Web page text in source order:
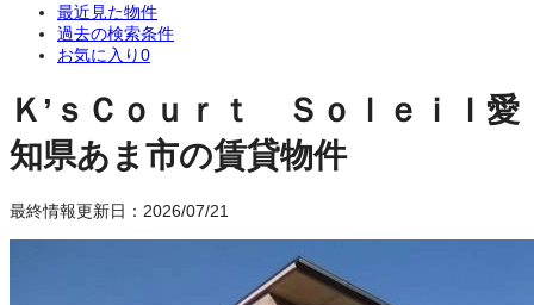
最近見た物件
過去の検索条件
お気に入り0
Ｋ’ｓＣｏｕｒｔ Ｓｏｌｅｉｌ 愛
知県あま市の賃貸物件
最終情報更新日：2026/07/21